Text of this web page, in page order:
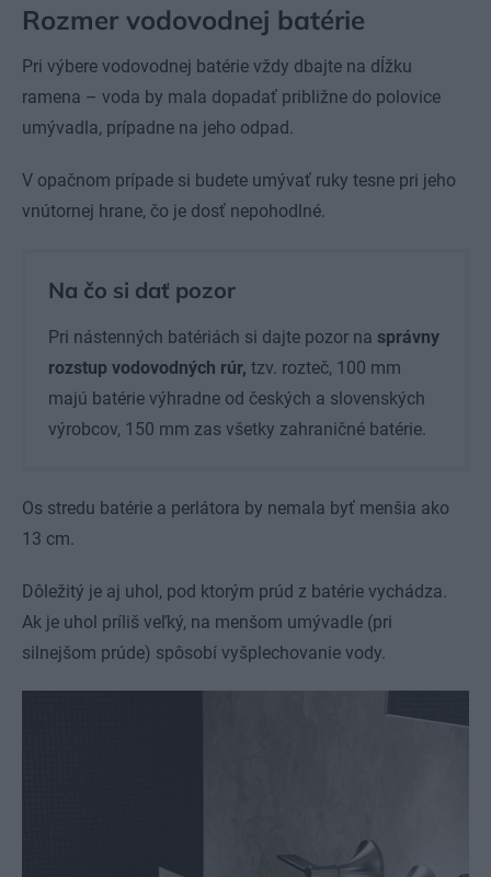
Rozmer vodovodnej batérie
Pri výbere vodovodnej batérie vždy dbajte na dĺžku
ramena – voda by mala dopadať približne do polovice
umývadla, prípadne na jeho odpad.
V opačnom prípade si budete umývať ruky tesne pri jeho
vnútornej hrane, čo je dosť nepohodlné.
Na čo si dať pozor
Pri nástenných batériách si dajte pozor na správny
rozstup vodovodných rúr, tzv. rozteč, 100 mm
majú batérie výhradne od českých a slovenských
výrobcov, 150 mm zas všetky zahraničné batérie.
Os stredu batérie a perlátora by nemala byť menšia ako
13 cm.
Dôležitý je aj uhol, pod ktorým prúd z batérie vychádza.
Ak je uhol príliš veľký, na menšom umývadle (pri
silnejšom prúde) spôsobí vyšplechovanie vody.